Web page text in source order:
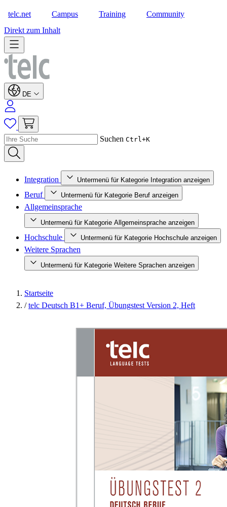
telc.net Campus Training Community
Direkt zum Inhalt
DE
Suchen Ctrl+K
Integration Untermenü für Kategorie Integration anzeigen
Beruf Untermenü für Kategorie Beruf anzeigen
Allgemeinsprache
Untermenü für Kategorie Allgemeinsprache anzeigen
Hochschule Untermenü für Kategorie Hochschule anzeigen
Weitere Sprachen
Untermenü für Kategorie Weitere Sprachen anzeigen
Startseite
/ telc Deutsch B1+ Beruf, Übungstest Version 2, Heft